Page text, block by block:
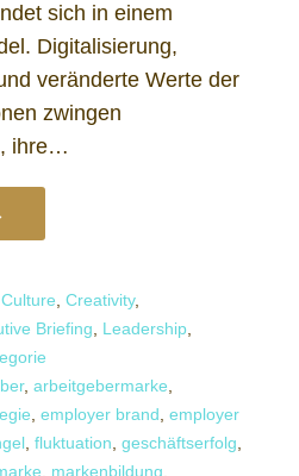
sich in einem
Digitalisierung,
veränderte Werte der
zwingen
ihre…
, Creativity,
Briefing, Leadership,
, arbeitgebermarke,
, employer brand, employer
, fluktuation, geschäftserfolg,
, markenbildung,